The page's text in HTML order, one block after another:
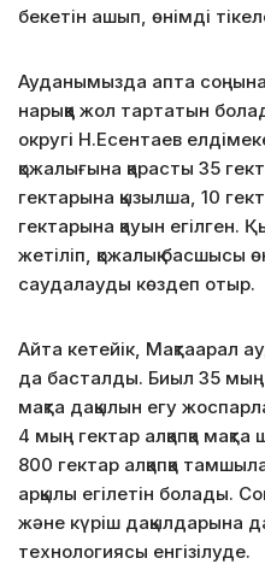
бекетін ашып, өнімді
Ауданымызда апта соңына
нарыққа жол тартатын
округі Н.Есентаев
қожалығына қарасты 35
гектарына қызылша, 10
гектарына қауын егілген.
жетіліп, қожалық басшысы
саудалауды көздеп отыр.
Айта кетейік, Мақтаарал
да басталды. Биыл 35 мың
мақта дақылын егу
4 мың гектар алқапқа
800 гектар алқапқа
арқылы егілетін болады.
және күріш дақылдарына
технологиясы енгізілуде.